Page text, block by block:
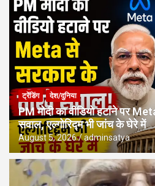
ट्रेंडिंग देश/दुनिया
PM मोदी का वीडियो हटाने पर
सवाल, एल्गोरिद्म भी जांच के घेरे में
August 5, 2026 adminsatya